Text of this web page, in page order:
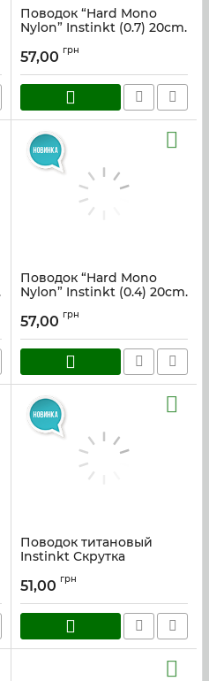
Поводок “Hard Mono
Nylon” Instinkt (0.7) 20cm.
57,00 грн
Поводок “Hard Mono
Nylon” Instinkt (0.4) 20cm.
57,00 грн
Поводок титановый
Instinkt Скрутка
Артикул:
51,00 грн